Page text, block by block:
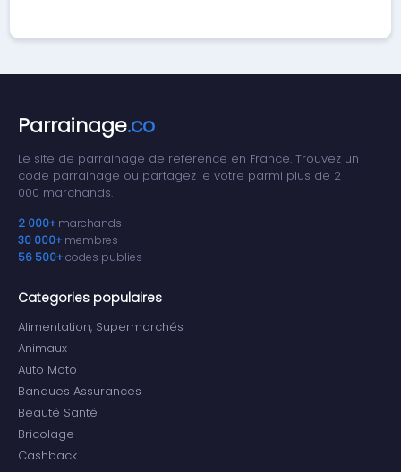
Parrainage.co
Le site de parrainage de reference en France. Trouvez un
code parrainage ou partagez le votre parmi plus de 2
000 marchands.
2 000+ marchands
30 000+ membres
56 500+codes publies
Categories populaires
Alimentation, Supermarchés
Animaux
Auto Moto
Banques Assurances
Beauté Santé
Bricolage
Cashback